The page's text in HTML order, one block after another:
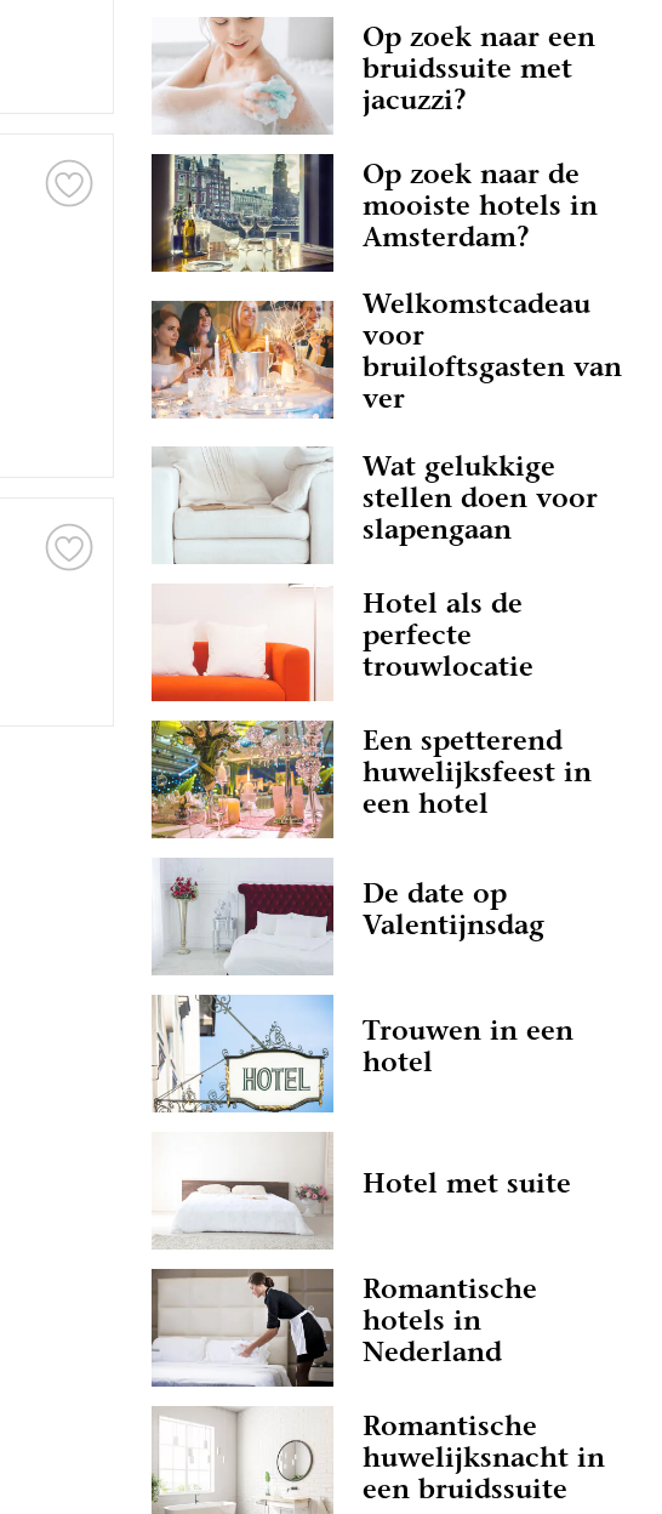
Op zoek naar een
bruidssuite met
jacuzzi?
Op zoek naar de
mooiste hotels in
Amsterdam?
Welkomstcadeau
voor
bruiloftsgasten van
ver
Wat gelukkige
stellen doen voor
slapengaan
Hotel als de
perfecte
trouwlocatie
Een spetterend
huwelijksfeest in
een hotel
De date op
Valentijnsdag
Trouwen in een
hotel
Hotel met suite
Romantische
hotels in
Nederland
Romantische
huwelijksnacht in
een bruidssuite